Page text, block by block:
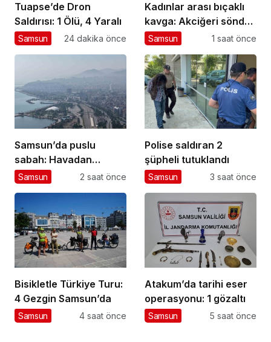
Tuapse’de Dron
Saldırısı: 1 Ölü, 4 Yaralı
Samsun 24 dakika önce
Kadınlar arası bıçaklı
kavga: Akciğeri söndü,
tutuklandı
Samsun 1 saat önce
Samsun’da puslu
sabah: Havadan
görüntülendi
Samsun 2 saat önce
Polise saldıran 2
şüpheli tutuklandı
Samsun 3 saat önce
Bisikletle Türkiye Turu:
4 Gezgin Samsun’da
Samsun 4 saat önce
Atakum’da tarihi eser
operasyonu: 1 gözaltı
Samsun 5 saat önce